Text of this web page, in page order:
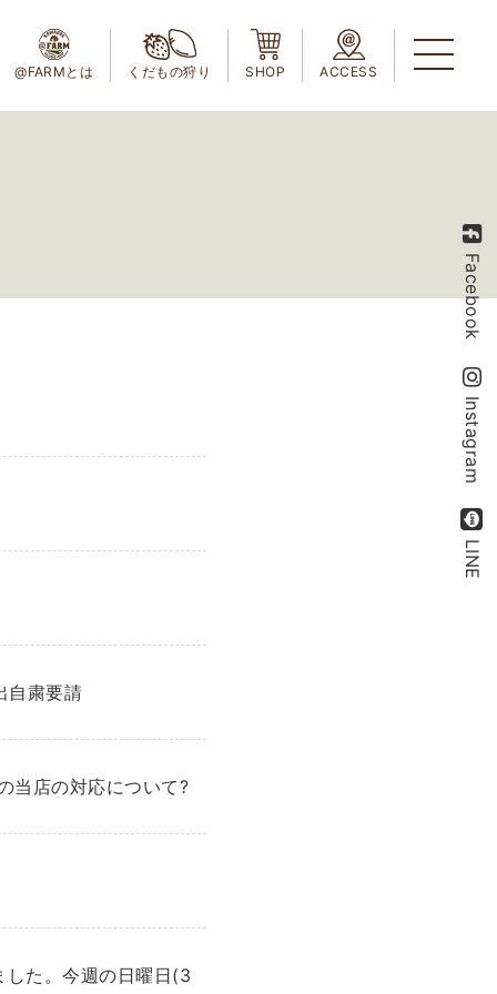
@FARMとは くだもの狩り SHOP ACCESS
自粛要請
当店の対応について?
した。今週の日曜日(3
Facebook
Instagram
LINE